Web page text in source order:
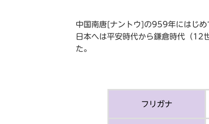
中国南唐[ナントウ]の959年にはじめ
日本へは平安時代から鎌倉時代（12
た。
フリガナ